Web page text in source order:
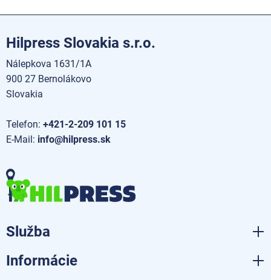
Hilpress Slovakia s.r.o.
Nálepkova 1631/1A
900 27 Bernolákovo
Slovakia
Telefon: +421-2-209 101 15
E-Mail: info@hilpress.sk
Služba
Informácie